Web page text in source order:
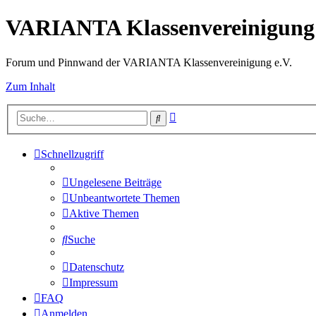
VARIANTA Klassenvereinigung
Forum und Pinnwand der VARIANTA Klassenvereinigung e.V.
Zum Inhalt
Suche
Schnellzugriff
Ungelesene Beiträge
Unbeantwortete Themen
Aktive Themen
Suche
Datenschutz
Impressum
FAQ